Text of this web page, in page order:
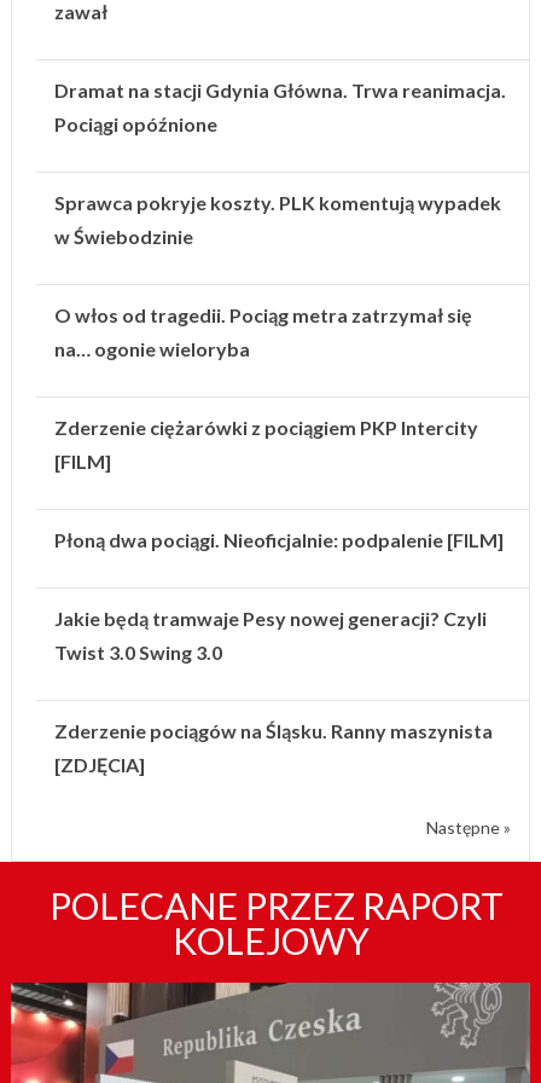
zawał
Dramat na stacji Gdynia Główna. Trwa reanimacja.
Pociągi opóźnione
Sprawca pokryje koszty. PLK komentują wypadek
w Świebodzinie
O włos od tragedii. Pociąg metra zatrzymał się
na… ogonie wieloryba
Zderzenie ciężarówki z pociągiem PKP Intercity
[FILM]
Płoną dwa pociągi. Nieoficjalnie: podpalenie [FILM]
Jakie będą tramwaje Pesy nowej generacji? Czyli
Twist 3.0 Swing 3.0
Zderzenie pociągów na Śląsku. Ranny maszynista
[ZDJĘCIA]
Następne »
POLECANE PRZEZ RAPORT
KOLEJOWY